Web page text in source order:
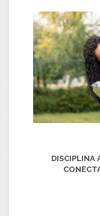
DISCIPLINA